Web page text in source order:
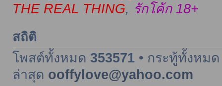
THE REAL THING, รักโค้ก 18+
สถิติ
โพสต์ทั้งหมด 353571• กระทู้ทั้งหม
ล่าสุด ooffylove@yahoo.com